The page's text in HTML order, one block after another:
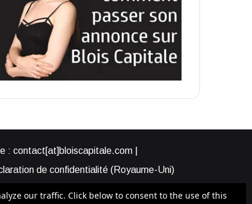
: contact[at]bloiscapitale.com |
de confidentialité (Royaume-Uni)
our traffic. Click below to consent to the use of this